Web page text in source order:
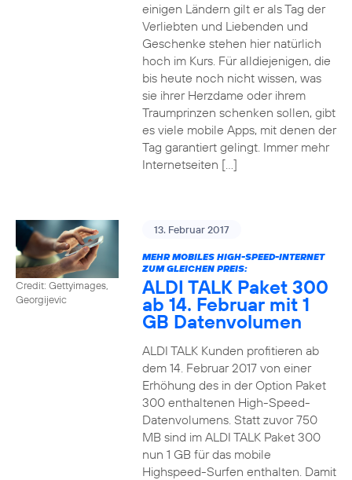
einigen Ländern gilt er als Tag der
Verliebten und Liebenden und
Geschenke stehen hier natürlich
hoch im Kurs. Für alldiejenigen, die
bis heute noch nicht wissen, was
sie ihrer Herzdame oder ihrem
Traumprinzen schenken sollen, gibt
es viele mobile Apps, mit denen der
Tag garantiert gelingt. Immer mehr
Internetseiten […]
Credit: Gettyimages,
Georgijevic
13. Februar 2017
MEHR MOBILES HIGH-SPEED-INTERNET
ZUM GLEICHEN PREIS:
ALDI TALK Paket 300
ab 14. Februar mit 1
GB Datenvolumen
ALDI TALK Kunden profitieren ab
dem 14. Februar 2017 von einer
Erhöhung des in der Option Paket
300 enthaltenen High-Speed-
Datenvolumens. Statt zuvor 750
MB sind im ALDI TALK Paket 300
nun 1 GB für das mobile
Highspeed-Surfen enthalten. Damit